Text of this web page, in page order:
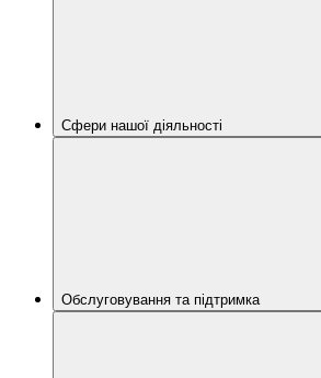
Сфери нашої діяльності
Обслуговування та підтримка